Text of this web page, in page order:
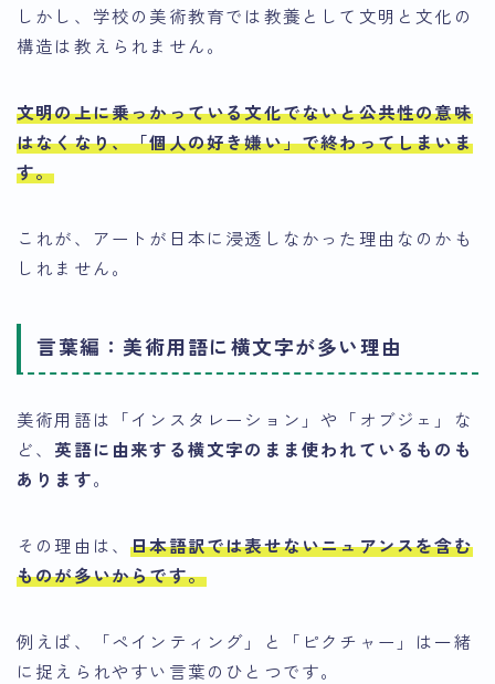
しかし、学校の美術教育では教養として文明と文化の
構造は教えられません。
文明の上に乗っかっている文化でないと公共性の意味
はなくなり、「個人の好き嫌い」で終わってしまいま
す。
これが、アートが日本に浸透しなかった理由なのかも
しれません。
言葉編：美術用語に横文字が多い理由
美術用語は「インスタレーション」や「オブジェ」な
ど、 英語に由来する横文字のまま使われているものも
あります。
その理由は、日本語訳では表せないニュアンスを含む
ものが多いからです。
例えば、「ペインティング」と「ピクチャー」は一緒
に捉えられやすい言葉のひとつです。